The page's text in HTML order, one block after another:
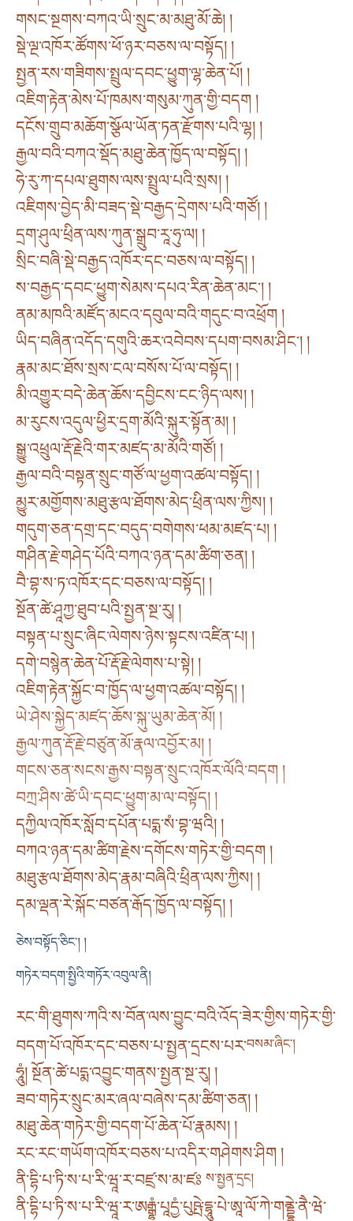
གསང་སྔགས་བཀའ་ཡི་སྲུང་མ་མཐུ་མོ་ཆེ། །
སྡེ་ལྔ་འཁོར་ཚོགས་ཕོ་ཉར་བཅས་ལ་བསྟོད། །
སྤྱན་རས་གཟིགས་སྤྲུལ་དབང་ཕྱུག་ལྷ་ཆེན་པོ། །
འཇིག་རྟེན་མེས་པོ་ཁམས་གསུམ་ཀུན་གྱི་བདག །
དངོས་གྲུབ་མཆོག་སྩོལ་ཡོན་ཏན་རྫོགས་པའི་ལྷ། །
རྒྱལ་བའི་བཀའ་སྡོད་མཐུ་ཆེན་ཁྱོད་ལ་བསྟོད། །
ཧེ་རུ་ཀ་དཔལ་ཐུགས་ལས་སྤྲུལ་པའི་སྲས། །
འཇིགས་བྱེད་མི་བཟད་སྡེ་བརྒྱད་དྲེགས་པའི་གཙོ། །
དྲག་ཤུལ་ཕྲིན་ལས་ཀུན་སྒྲུབ་རཱ་ཧུ་ལ། །
སྲིང་བཞི་སྡེ་བརྒྱད་འཁོར་དང་བཅས་ལ་བསྟོད། །
ས་བརྒྱད་དབང་ཕྱུག་སེམས་དཔའ་རིན་ཆེན་མང༌། །
ནམ་མཁའི་མཛོད་མངའ་དབུལ་བའི་གདུང་བ་འཕྲོག །
ཡིད་བཞིན་འདོད་དགུའི་ཆར་འབེབས་དཔག་བསམ་ཤིང༌། །
རྣམ་མང་ཐོས་སྲས་ངལ་བསོས་པོ་ལ་བསྟོད། །
མི་འགྱུར་བདེ་ཆེན་ཆོས་དབྱིངས་ངང་ཉིད་ལས། །
མ་རུངས་འདུལ་ཕྱིར་དྲག་མོའི་སྐུར་སྟོན་མ། །
སྒྱུ་འཕྲུལ་རྡོ་རྗེའི་གར་མཛད་མ་མོའི་གཙོ། །
རྒྱལ་བའི་བསྟན་སྲུང་གཙོ་ལ་ཕྱག་འཚལ་བསྟོད། །
མྱུར་མགྱོགས་མཐུ་རྩལ་ཐོགས་མེད་ཕྲིན་ལས་ཀྱིས། །
གདུག་ཅན་དགྲ་དང་བདུད་བགེགས་ཕམ་མཛད་པ། །
གཤིན་རྗེ་གཤེད་པོའི་བཀའ་ཉན་དམ་ཚིག་ཅན། །
བཻ་བྷ་ས་ཏ་འཁོར་དང་བཅས་ལ་བསྟོད། །
སྔོན་ཚེ་ཤཱཀྱ་ཐུབ་པའི་སྤྱན་སྔ་རུ། །
བསྟན་པ་སྲུང་ཞིང་ལེགས་ཉེས་སྟངས་འཛིན་པ། །
དགེ་བསྙེན་ཆེན་པོ་རྡོ་རྗེ་ལེགས་པ་སྟེ། །
འཇིག་རྟེན་སྐྱོང་བ་ཁྱོད་ལ་ཕྱག་འཚལ་བསྟོད། །
ཡེ་ཤེས་སྐྱེད་མཛད་ཆོས་སྐུ་ཡུམ་ཆེན་མོ། །
རྒྱལ་ཀུན་རྡོ་རྗེ་བཙུན་མོ་རྣལ་འབྱོར་མ། །
གངས་ཅན་སངས་རྒྱས་བསྟན་སྲུང་འཁོར་ལོའི་བདག །
བཀྲ་ཤིས་ཚེ་ཡི་དབང་ཕྱུག་མ་ལ་བསྟོད། །
དཀྱིལ་འཁོར་སློབ་དཔོན་པདྨ་སཾ་བྷ་ཝའི། །
བཀའ་ཉན་དམ་ཚིག་རྗེས་དགོངས་གཏེར་གྱི་བདག །
མཐུ་རྩལ་ཐོགས་མེད་རྣམ་བཞིའི་ཕྲིན་ལས་ཀྱིས། །
དམ་ལྡན་རེ་སྐོང་བཙན་རྒོད་ཁྱོད་ལ་བསྟོད། །
ཅེས་བསྟོད་ཅིང༌། །
གཏེར་བདག་སྤྱིའི་གཏོར་འབུལ་ནི།
རང་གི་ཐུགས་ཀའི་ས་བོན་ལས་བྱུང་བའི་འོད་ཟེར་གྱིས་གཏེར་གྱི་
བདག་པོ་འཁོར་དང་བཅས་པ་སྤྱན་དྲངས་པར་བསམ་ཞིང༌།
ཧཱུཾ། སྔོན་ཚེ་པདྨ་འབྱུང་གནས་སྤྱན་སྔ་རུ། །
ཟབ་གཏེར་སྲུང་མར་ཞལ་བཞེས་དམ་ཚིག་ཅན། །
མཐུ་ཆེན་གཏེར་གྱི་བདག་པོ་ཆེན་པོ་རྣམས། །
རང་རང་གཡོག་འཁོར་བཅས་པ་འདིར་གཤེགས་ཤིག །
ནི་དྷི་པ་ཏི་ས་པ་རི་ཝཱ་ར་བཛྲ་ས་མ་ཛཿ ས་སྤྱན་དྲང།
ནི་དྷི་པ་ཏི་ས་པ་རི་ཝཱ་ར་ཨརྒྷཾ་པཱདྱཾ་པུཥྤེ་དྷཱུ་པེ་ཨཱ་ལོ་ཀེ་གནྡྷེ་ནཻ་ཝེ་